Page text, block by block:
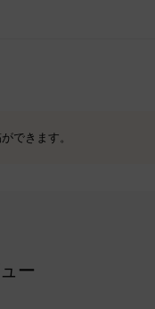
できます。
ー